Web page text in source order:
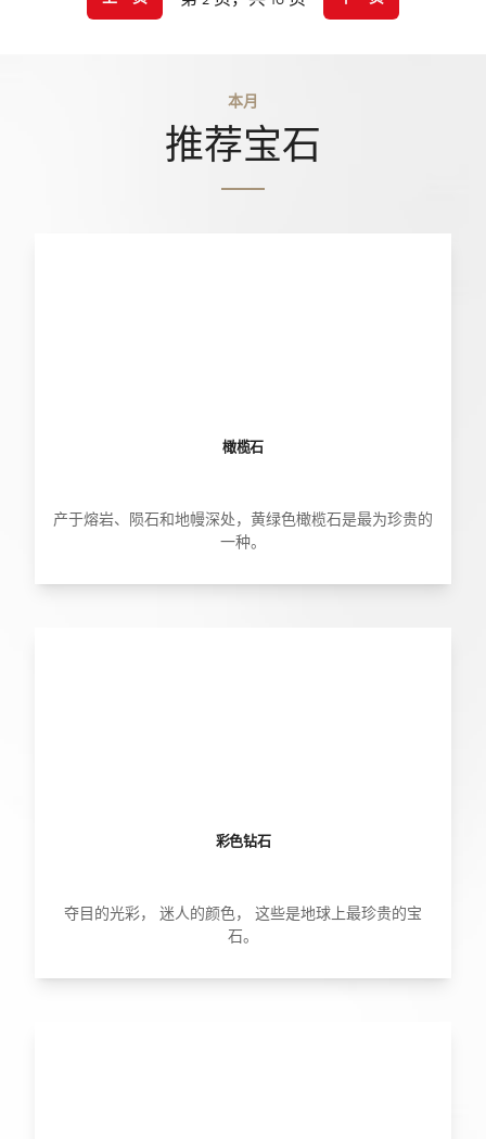
本月
推荐宝石
橄榄石
产于熔岩、陨石和地幔深处，黄绿色橄榄石是最为珍贵的
一种。
彩色钻石
夺目的光彩， 迷人的颜色， 这些是地球上最珍贵的宝
石。